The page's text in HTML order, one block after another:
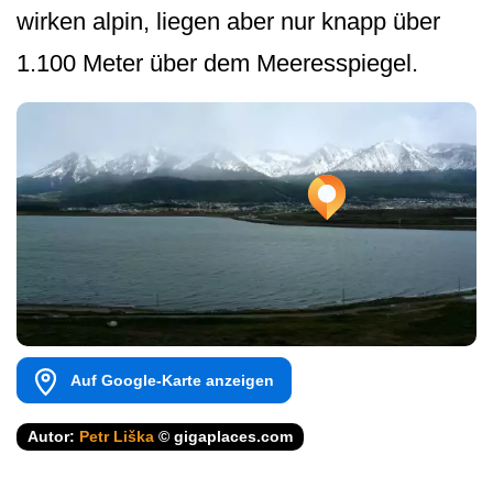
wirken alpin, liegen aber nur knapp über
1.100 Meter über dem Meeresspiegel.
Auf Google-Karte anzeigen
Autor: Petr Liška © gigaplaces.com